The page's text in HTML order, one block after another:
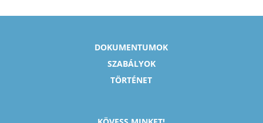
DOKUMENTUMOK
SZABÁLYOK
TÖRTÉNET